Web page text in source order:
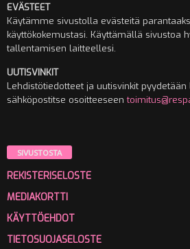
EVÄSTEET
Käytämme sivustolla evästeitä
käyttökokemustasi. Käyttämällä sivustoa
tallentamisen laitteellesi.
UUTISVINKIT
Lehdistötiedotteet ja uutisvinkit
sähköpostitse osoitteeseen
SIVUSTOSTA
REKISTERISELOSTE
MEDIAKORTTI
KÄYTTÖEHDOT
TIETOSUOJASELOSTE